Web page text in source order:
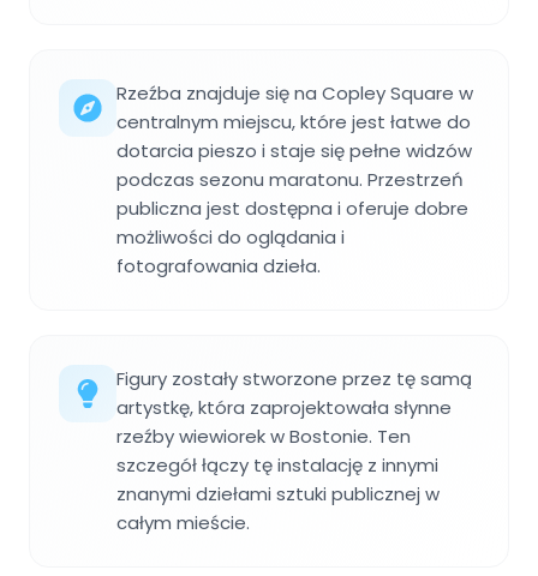
Rzeźba znajduje się na Copley Square w
centralnym miejscu, które jest łatwe do
dotarcia pieszo i staje się pełne widzów
podczas sezonu maratonu. Przestrzeń
publiczna jest dostępna i oferuje dobre
możliwości do oglądania i
fotografowania dzieła.
Figury zostały stworzone przez tę samą
artystkę, która zaprojektowała słynne
rzeźby wiewiorek w Bostonie. Ten
szczegół łączy tę instalację z innymi
znanymi dziełami sztuki publicznej w
całym mieście.